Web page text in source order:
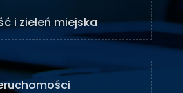
i zieleń miejska